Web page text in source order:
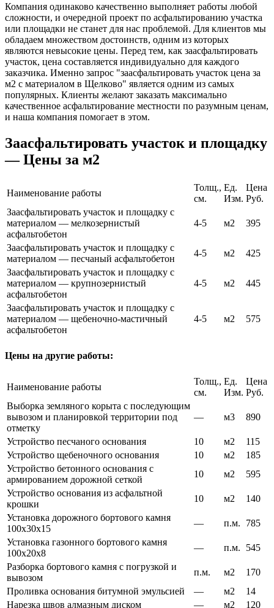
Компания одинаково качественно выполняет работы любой
сложности, и очередной проект по асфальтированию участка
или площадки не станет для нас проблемой. Для клиентов мы
обладаем множеством достоинств, одним из которых
являются невысокие цены. Перед тем, как заасфальтировать
участок, цена составляется индивидуально для каждого
заказчика. Именно запрос "заасфальтировать участок цена за
м2 с материалом в Щелково" является одним из самых
популярных. Клиенты желают заказать максимально
качественное асфальтирование местности по разумным ценам,
и наша компания помогает в этом.
Заасфальтировать участок и площадку
— Цены за м2
Наименование работы
Толщ.,
см.
Ед.
Изм.
Цена
Руб.
Заасфальтировать участок и площадку с
материалом — мелкозернистый
асфальтобетон
4-5 м2 395
Заасфальтировать участок и площадку с
материалом — песчаный асфальтобетон
4-5 м2
425
Заасфальтировать участок и площадку с
материалом — крупнозернистый
асфальтобетон
4-5 м2 445
Заасфальтировать участок и площадку с
материалом — щебеночно-мастичный
асфальтобетон
4-5 м2 575
Цены на другие работы:
Наименование работы
Толщ.,
см.
Ед.
Изм.
Цена
Руб.
Выборка земляного корыта с последующим
вывозом и планировкой территории под
отметку
— м3 890
Устройство песчаного основания 10 м2
115
Устройство щебеночного основания
10 м2
185
Устройство бетонного основания с
армированием дорожной сеткой
10 м2
595
Устройство основания из асфальтной
крошки
10 м2
140
Установка дорожного бортового камня
100х30х15
— п.м.
785
Установка газонного бортового камня
100х20х8
— п.м.
545
Разборка бортового камня с погрузкой и
вывозом
п.м. м2
170
Проливка основания битумной эмульсией
— м2
14
Нарезка швов алмазным диском
— м2 120